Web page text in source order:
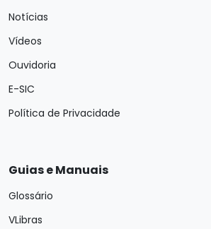
Notícias
Vídeos
Ouvidoria
E-SIC
Política de Privacidade
Guias e Manuais
Glossário
VLibras